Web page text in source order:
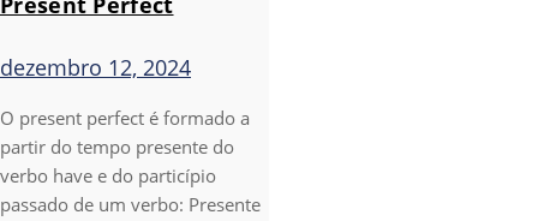
dezembro 12, 2024
O present perfect é formado a
partir do tempo presente do
verbo have e do particípio
passado de um verbo: Presente